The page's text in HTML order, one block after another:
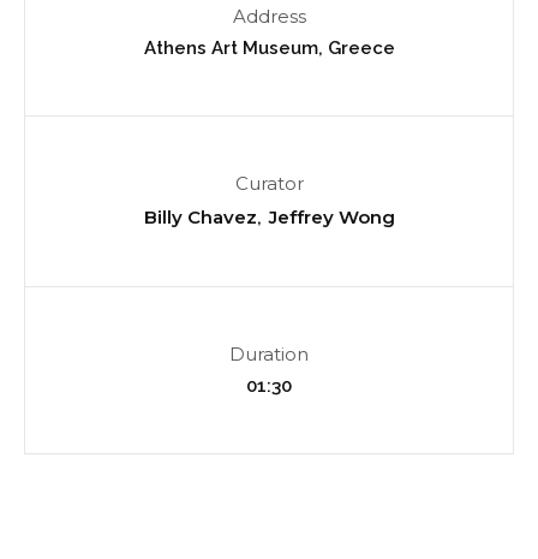
Address
Athens Art Museum, Greece
Curator
Billy Chavez Jeffrey Wong
Duration
01:30